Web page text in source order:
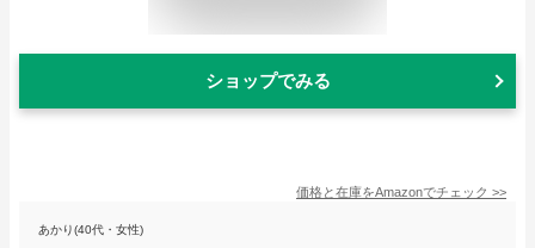
ショップでみる
価格と在庫をAmazonでチェック >>
あかり(40代・女性)